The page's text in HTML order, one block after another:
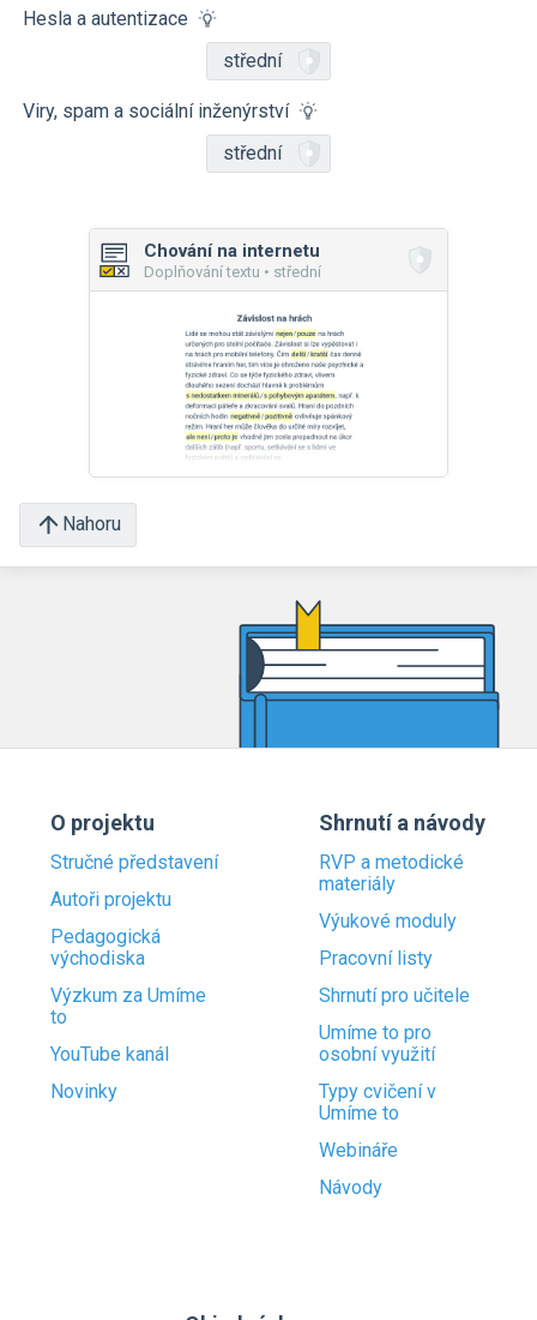
Hesla a autentizace
střední
Viry, spam a sociální inženýrství
střední
Chování na internetu
Doplňování textu • střední
Nahoru
O projektu
Stručné představení
Autoři projektu
Pedagogická
východiska
Výzkum za Umíme
to
YouTube kanál
Novinky
Shrnutí a návody
RVP a metodické
materiály
Výukové moduly
Pracovní listy
Shrnutí pro učitele
Umíme to pro
osobní využití
Typy cvičení v
Umíme to
Webináře
Návody